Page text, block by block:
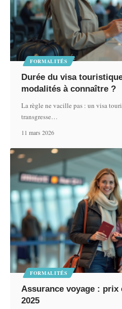
FORMALITÉS
Durée du visa
modalités à connaître ?
La règle ne vacille pas : un visa
transgresse…
11 mars 2026
FORMALITÉS
Assurance voyage : prix
2025